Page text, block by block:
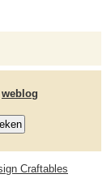
weblog
Craftables